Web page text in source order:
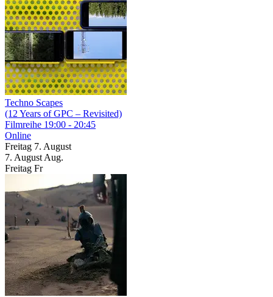
Techno Scapes
(12 Years of GPC – Revisited)
Filmreihe 19:00 - 20:45
Online
Freitag 7. August
7. August Aug.
Freitag Fr